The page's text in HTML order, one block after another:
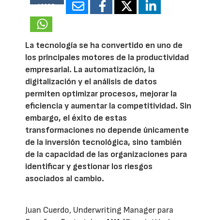
16985
La tecnología se ha convertido en uno de
los principales motores de la productividad
empresarial. La automatización, la
digitalización y el análisis de datos
permiten optimizar procesos, mejorar la
eficiencia y aumentar la competitividad. Sin
embargo, el éxito de estas
transformaciones no depende únicamente
de la inversión tecnológica, sino también
de la capacidad de las organizaciones para
identificar y gestionar los riesgos
asociados al cambio.
Juan Cuerdo, Underwriting Manager para